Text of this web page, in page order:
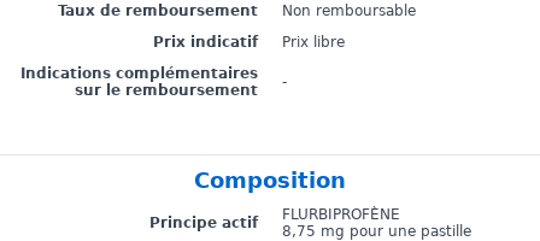
Taux de remboursement
Non remboursable
Prix indicatif
Prix libre
Indications complémentaires
sur le remboursement
-
Composition
Principe actif
FLURBIPROFÈNE
8,75 mg pour une pastille